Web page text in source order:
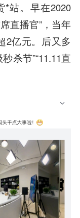
*站。早在2020
直播官”，当年
2亿元。后又多
杀节”“11.11直